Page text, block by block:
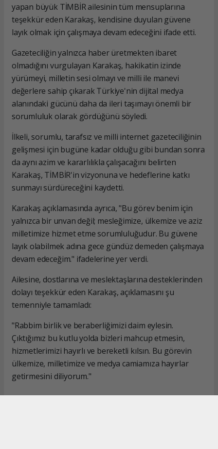
yapan büyük TİMBİR ailesinin tüm mensuplarına
teşekkür eden Karakaş, kendisine duyulan güvene
layık olmak için çalışmaya devam edeceğini ifade etti.
Gazeteciliğin yalnızca haber üretmekten ibaret
olmadığını vurgulayan Karakaş, hakikatin izinde
yürümeyi, milletin sesi olmayı ve milli ile manevi
değerlere sahip çıkarak Türkiye'nin dijital medya
alanındaki gücünü daha da ileri taşımayı önemli bir
sorumluluk olarak gördüğünü söyledi.
İlkeli, sorumlu, tarafsız ve milli internet gazeteciliğinin
gelişmesi için bugüne kadar olduğu gibi bundan sonra
da aynı azim ve kararlılıkla çalışacağını belirten
Karakaş, TİMBİR'in vizyonuna ve hedeflerine katkı
sunmayı sürdüreceğini kaydetti.
Karakaş açıklamasında ayrıca, "Bu görev benim için
yalnızca bir unvan değil; mesleğimize, ülkemize ve aziz
milletimize hizmet etme sorumluluğudur. Bu güvene
layık olabilmek adına gece gündüz demeden çalışmaya
devam edeceğim." ifadelerine yer verdi.
Ailesine, dostlarına ve meslektaşlarına desteklerinden
dolayı teşekkür eden Karakaş, açıklamasını şu
temenniyle tamamladı:
"Rabbim birlik ve beraberliğimizi daim eylesin.
Çıktığımız bu kutlu yolda bizleri mahcup etmesin,
hizmetlerimizi hayırlı ve bereketli kılsın. Bu görevin
ülkemize, milletimize ve medya camiamıza hayırlar
getirmesini diliyorum."